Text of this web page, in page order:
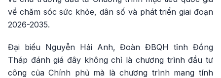
về chăm sóc sức khỏe, dân số và phát triển giai đoạn
2026-2035.
Đại biểu Nguyễn Hải Anh, Đoàn ĐBQH tỉnh Đồng
Tháp đánh giá đây không chỉ là chương trình đầu tư
công của Chính phủ mà là chương trình mang tính